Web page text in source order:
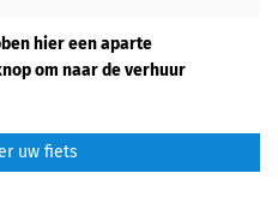
hier een aparte
om naar de verhuur
uw fiets